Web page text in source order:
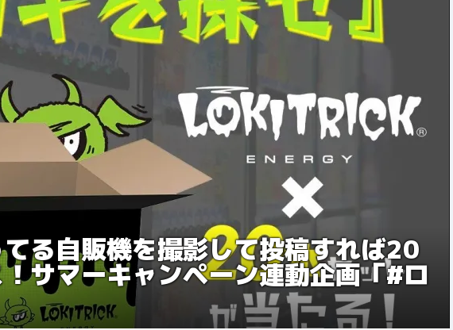
る自販機を撮影して投稿すれば20
サマーキャンペーン連動企画「#ロ